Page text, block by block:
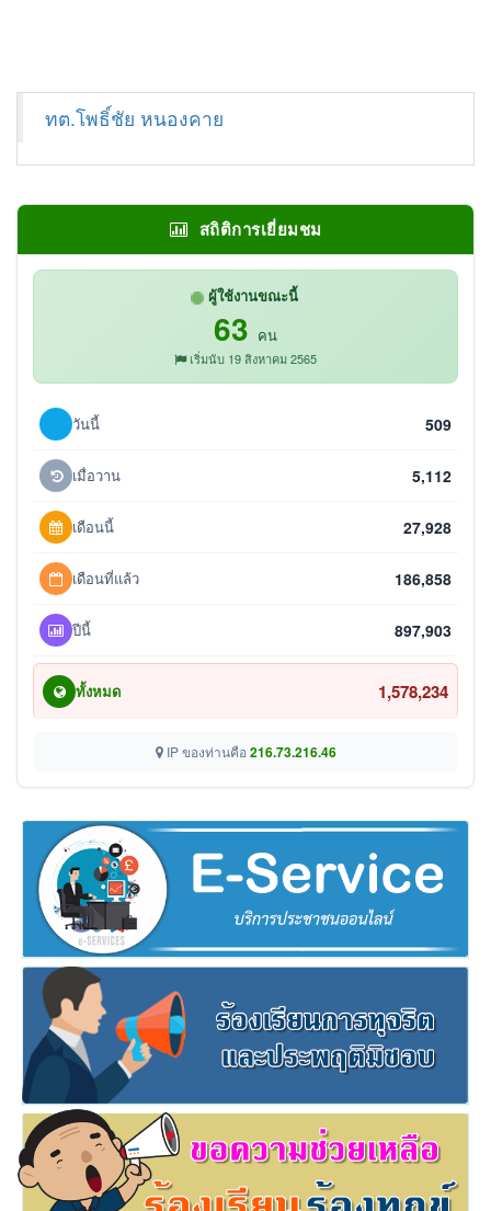
ทต.โพธิ์ชัย หนองคาย
สถิติการเยี่ยมชม
ผู้ใช้งานขณะนี้
63 คน
เริ่มนับ 19 สิงหาคม 2565
วันนี้ 509
เมื่อวาน 5,112
เดือนนี้ 27,928
เดือนที่แล้ว 186,858
ปีนี้ 897,903
ทั้งหมด 1,578,234
IP ของท่านคือ 216.73.216.46